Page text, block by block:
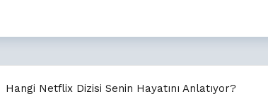
Hangi Netflix Dizisi Senin Hayatını Anlatıyor?